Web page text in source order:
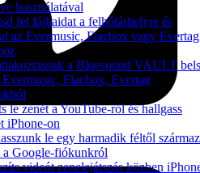
használatával
fel fájljaidat a felhőtárhelyre és
az Evermusic, Flacbox vagy Evertag
a Bluesound VAULT
Evermusic, Flacbox, Evertag
le zenét a YouTube-ról és hallgass
iPhone-on
le egy harmadik féltől
a Google-fiókunkról
videót zenelejátszás közben